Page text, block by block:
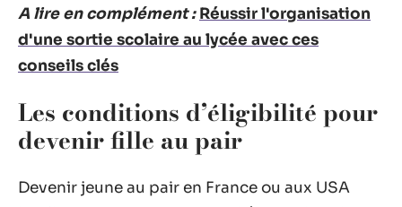
A lire en complément : Réussir l'organisation
d'une sortie scolaire au lycée avec ces
conseils clés
Les conditions d’éligibilité pour
devenir fille au pair
Devenir jeune au pair en France ou aux USA